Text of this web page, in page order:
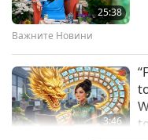
25:38
Важните Новини
3:46